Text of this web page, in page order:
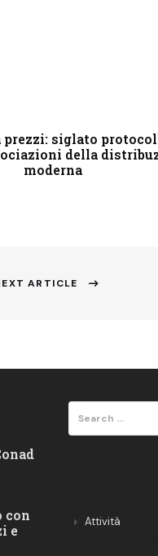
prezzi: siglato
della
moderna
ARTICLE
con
e
Attività